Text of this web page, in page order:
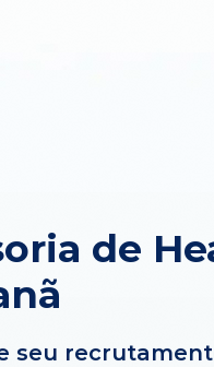
de
seu